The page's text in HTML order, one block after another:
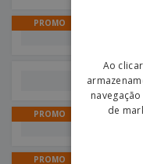
PROMO
PROMO
PROMO
Ao
de